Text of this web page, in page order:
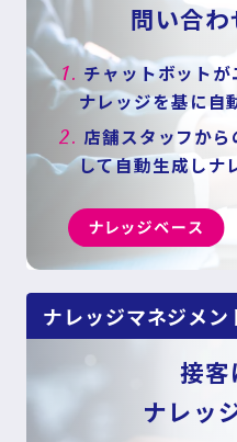
問い合
1. チャットボット
ナレッジを基に自
2. 店舗スタッフから
して自動生成しナ
ナレッジマネジメン
接客
ナレッ